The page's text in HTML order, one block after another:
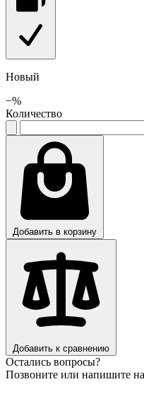
Новый
−%
Количество
Добавить в корзину
Добавить к сравнению
Остались вопросы?
Позвоните или напишите